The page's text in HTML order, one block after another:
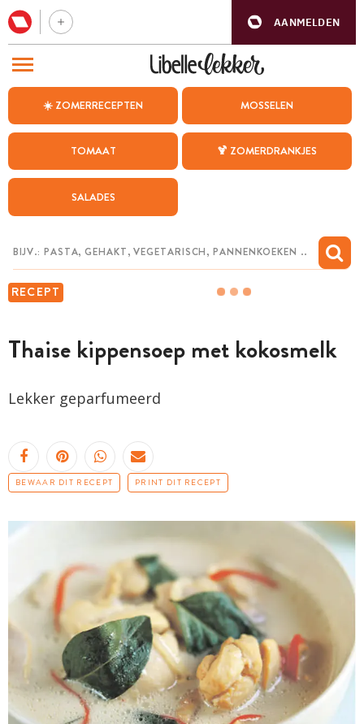
AANMELDEN
☀️ ZOMERRECEPTEN MOSSELEN
TOMAAT 🍹 ZOMERDRANKJES
SALADES
RECEPT
Thaise kippensoep met kokosmelk
Lekker geparfumeerd
BEWAAR DIT RECEPT PRINT DIT RECEPT
BEZOEK ONZE ANDERE WEBSITES
WEEKMENU
CHAT MET MAIA
MIJN BEWAARDE RECEPTEN